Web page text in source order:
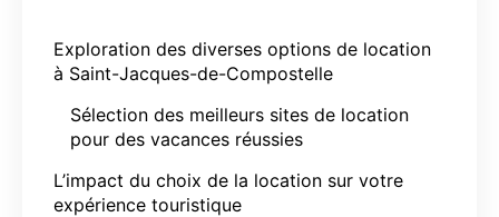
Exploration des diverses options de location
à Saint-Jacques-de-Compostelle
Sélection des meilleurs sites de location
pour des vacances réussies
L’impact du choix de la location sur votre
expérience touristique